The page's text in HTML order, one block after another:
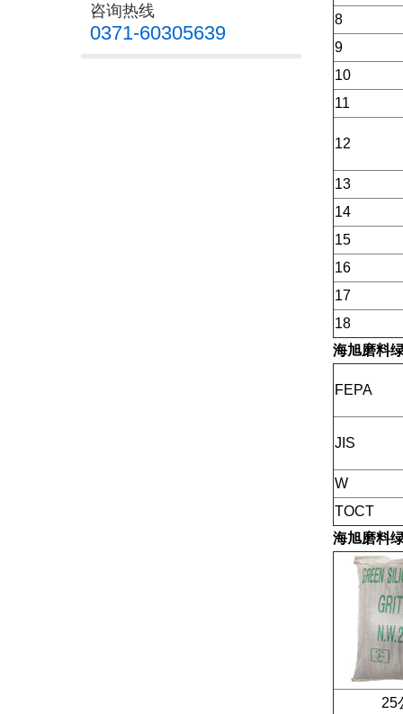
咨询热线
0371-60305639
8
9
10
11
12
13
14
15
16
17
18
海旭磨料
FEPA
JIS
W
TOCT
海旭磨料
25公